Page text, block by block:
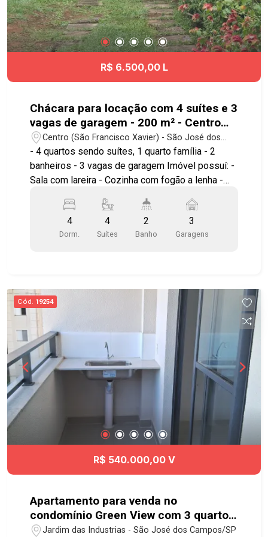
Presidente Dutra, facilitando o deslocamento
para diversas regiões da cidade. Agende já sua
visita! #imobiliaria #geraçãoimóveis #aptovenda
#aptovendaSJC #aceitapet #elevador
R$ 6.500,00 L
Chácara para locação com 4 suítes e 3
vagas de garagem - 200 m² - Centro
(São Francisco Xavier)
Centro (São Francisco Xavier) - São José dos
Campos/SP
- 4 quartos sendo suítes, 1 quarto família - 2
banheiros - 3 vagas de garagem Imóvel possuí: -
Sala com lareira - Cozinha com fogão a lenha -
Piscina - Pomar formado Ótima localização!
Agende sua visita! #geracaoimoveis #imobiliaria
#chacara #saofranciscoxavier
4
Dorm.
4
Suítes
2
Banho
3
Garagens
Cód. 19254
R$ 540.000,00 V
Apartamento para venda no
condomínio Green View com 3 quartos
sendo 1 suíte - 66,82 m² - No bairro
Jardim das Industrias - São José dos Campos/SP